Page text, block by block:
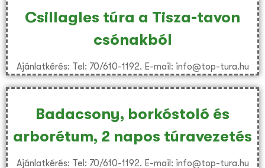
Csillagles túra a Tisza-tavon
csónakból
Ajánlatkérés: Tel: 70/610-1192. E-mail: info@top-tura.hu
Badacsony, borkóstoló és
arborétum, 2 napos túravezetés
Ajánlatkérés: Tel: 70/610-1192. E-mail: info@top-tura.hu